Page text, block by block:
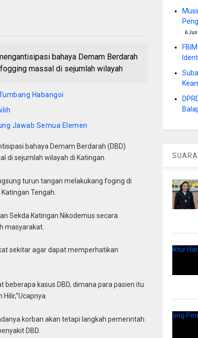
bahaya Demam Berdarah
massal di sejumlah wilayah
Habangoi
Jawab Semua Elemen
bahaya Demam Berdarah (DBD)
di sejumlah wilayah di Katingan.
turun tangan melakukang foging di
Tengah.
Sekda Katingan Nikodemus secara
masyarakat.
sekitar agar dapat memperhatikan
kasus DBD, dimana para pasien itu
korban akan tetapi langkah pemerintah
DBD.
6